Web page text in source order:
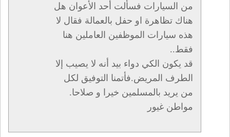
من السيارات فسألت أحد الأعوان هل
هناك تظاهرة او حفل بالعمالة فقال لا
هذه سيارات الموظفين العاملين هنا
فقط..
قد يكون الكي دواء بيد أنه لا يصيب إلا
الطرف المريض.فأتمنا التوفيق لكل
من يريد بالمسلمين خيرا و صلاحا.
مواطن غيور